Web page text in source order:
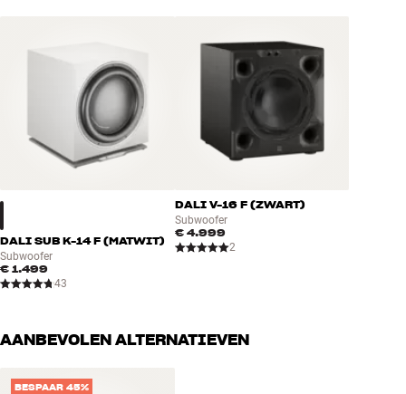
DALI SUB K-14 F (MATWIT)
Subwoofer
€ 1.499
43
DALI V-16 F (ZWART)
Subwoofer
€ 4.999
2
AANBEVOLEN ALTERNATIEVEN
BESPAAR 45%